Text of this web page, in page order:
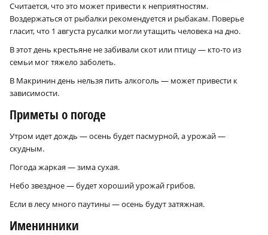
Считается, что это может привести к неприятностям.
Воздержаться от рыбалки рекомендуется и рыбакам. Поверье
гласит, что 1 августа русалки могли утащить человека на дно.
В этот день крестьяне не забивали скот или птицу — кто-то из
семьи мог тяжело заболеть.
В Макринин день нельзя пить алкоголь — может привести к
зависимости.
Приметы о погоде
Утром идет дождь — осень будет пасмурной, а урожай —
скудным.
Погода жаркая — зима сухая.
Небо звездное — будет хороший урожай грибов.
Если в лесу много паутины — осень будут затяжная.
Именинники